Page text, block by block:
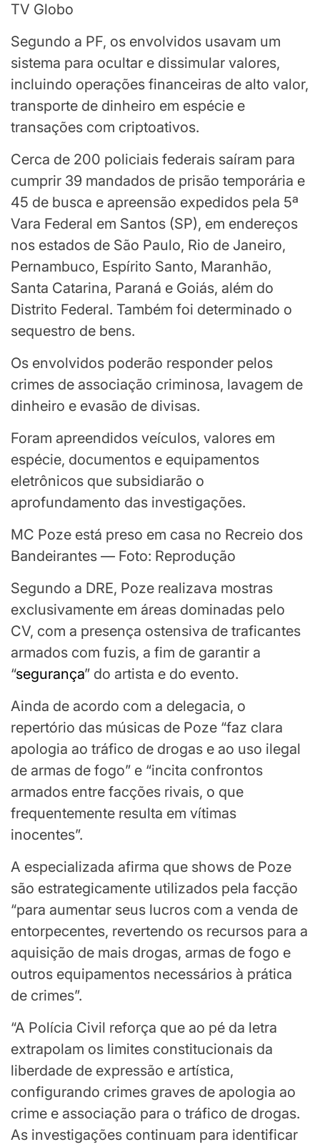
TV Globo
Segundo a PF, os envolvidos usavam um
sistema para ocultar e dissimular valores,
incluindo operações financeiras de alto valor,
transporte de dinheiro em espécie e
transações com criptoativos.
Cerca de 200 policiais federais saíram para
cumprir 39 mandados de prisão temporária e
45 de busca e apreensão expedidos pela 5ª
Vara Federal em Santos (SP), em endereços
nos estados de São Paulo, Rio de Janeiro,
Pernambuco, Espírito Santo, Maranhão,
Santa Catarina, Paraná e Goiás, além do
Distrito Federal. Também foi determinado o
sequestro de bens.
Os envolvidos poderão responder pelos
crimes de associação criminosa, lavagem de
dinheiro e evasão de divisas.
Foram apreendidos veículos, valores em
espécie, documentos e equipamentos
eletrônicos que subsidiarão o
aprofundamento das investigações.
MC Poze está preso em casa no Recreio dos
Bandeirantes — Foto: Reprodução
Segundo a DRE, Poze realizava mostras
exclusivamente em áreas dominadas pelo
CV, com a presença ostensiva de traficantes
armados com fuzis, a fim de garantir a
“segurança” do artista e do evento.
Ainda de acordo com a delegacia, o
repertório das músicas de Poze “faz clara
apologia ao tráfico de drogas e ao uso ilegal
de armas de fogo” e “incita confrontos
armados entre facções rivais, o que
frequentemente resulta em vítimas
inocentes”.
A especializada afirma que shows de Poze
são estrategicamente utilizados pela facção
“para aumentar seus lucros com a venda de
entorpecentes, revertendo os recursos para a
aquisição de mais drogas, armas de fogo e
outros equipamentos necessários à prática
de crimes”.
“A Polícia Civil reforça que ao pé da letra
extrapolam os limites constitucionais da
liberdade de expressão e artística,
configurando crimes graves de apologia ao
crime e associação para o tráfico de drogas.
As investigações continuam para identificar